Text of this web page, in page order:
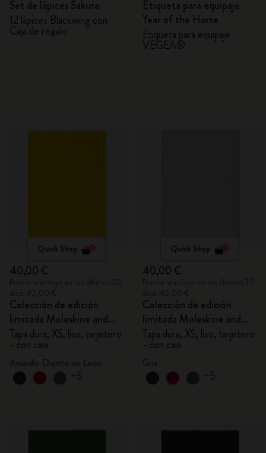
Set de lápices Sakura
12 lápices Blackwing con
Caja de regalo
Etiqueta para equipaje
Year of the Horse
Etiqueta para equipaje
VEGEA®
Quick Shop
40,00 €
Colección de edición
limitada Moleskine and
MIYAKE DESIGN
STUDIO
Tapa dura, XS, liso, tarjetero
- con caja
+5
Quick Shop
40,00 €
Colección de edición
limitada Moleskine and
MIYAKE DESIGN
STUDIO
Tapa dura, XS, liso, tarjetero
- con caja
+5